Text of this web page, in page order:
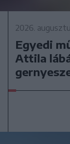
2026.
Egyedi
Attila